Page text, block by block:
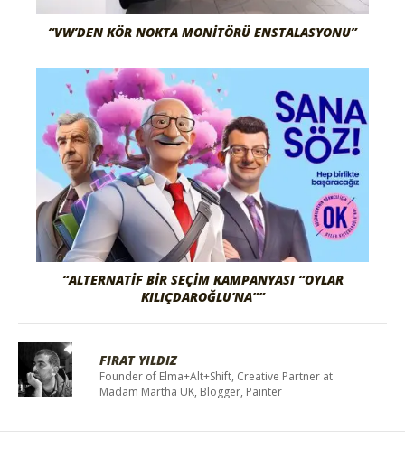
“VW’DEN KÖR NOKTA MONITÖRÜ ENSTALASYONU”
“ALTERNATIF BIR SEÇIM KAMPANYASI “OYLAR
KILIÇDAROĞLU’NA””
FIRAT YILDIZ
Founder of Elma+Alt+Shift, Creative Partner at
Madam Martha UK, Blogger, Painter